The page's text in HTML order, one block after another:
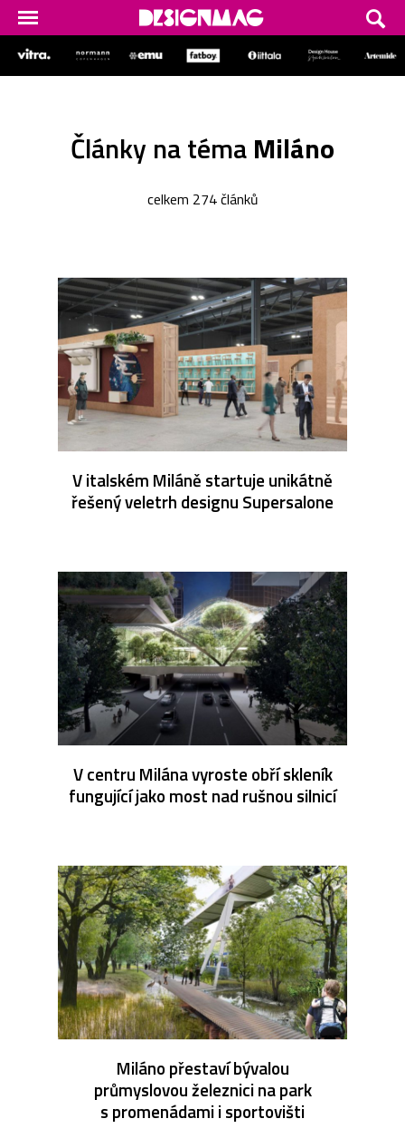
Články na témaMiláno
celkem 274 článků
V italském Miláně startuje unikátně
řešený veletrh designu Supersalone
V centru Milána vyroste obří skleník
fungující jako most nad rušnou silnicí
Miláno přestaví bývalou
průmyslovou železnici na park
s promenádami i sportovišti